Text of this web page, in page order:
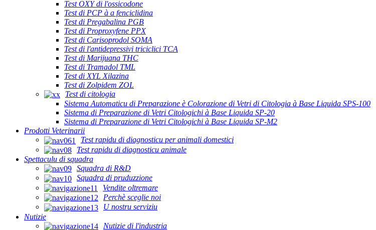
Test OXY di l'ossicodone
Test di PCP à a fenciclidina
Test di Pregabalina PGB
Test di Proproxyfene PPX
Test di Carisoprodol SOMA
Test di l'antidepressivi triciclici TCA
Test di Marijuana THC
Test di Tramadol TML
Test di XYL Xilazina
Test di Zolpidem ZOL
Test di citologia
Sistema Automaticu di Preparazione è Colorazione di Vetri di Citologia à Base Liquida SPS-100
Sistema di Preparazione di Vetri Citologichi à Base Liquida SP-20
Sistema di Preparazione di Vetri Citologichi à Base Liquida SP-M2
Prodotti Veterinarii
Test rapidu di diagnosticu per animali domestici
Test rapidu di diagnosticu animale
Spettaculu di squadra
Squadra di R&D
Squadra di pruduzzione
Vendite oltremare
Perchè sceglie noi
U nostru serviziu
Nutizie
Nutizie di l'industria